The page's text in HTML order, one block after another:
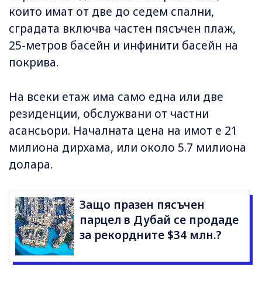
които имат от две до седем спални,
сградата включва частен пясъчен плаж,
25-метров басейн и инфинити басейн на
покрива.
На всеки етаж има само една или две
резиденции, обслужвани от частни
асансьори. Началната цена на имот е 21
милиона дирхама, или около 5.7 милиона
долара.
Защо празен пясъчен
парцел в Дубай се продаде
за рекордните $34 млн.?